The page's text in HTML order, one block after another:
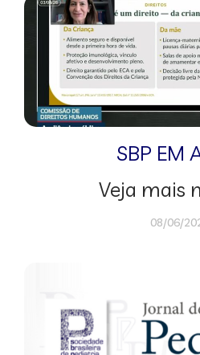
SBP EM
Veja mais
08/06/